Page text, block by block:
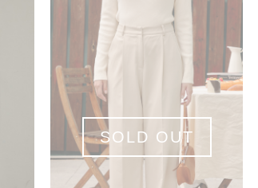
SOLD OUT